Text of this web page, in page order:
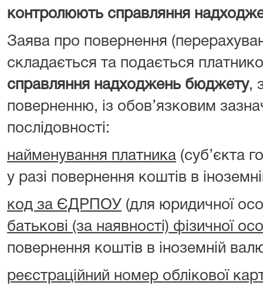
контролюють справляння
Заява про повернення
складається та подається
справляння надходжень бюджету,
поверненню, із обов’язковим
послідовності:
найменування платника (суб’єкта
у разі повернення коштів в
код за ЄДРПОУ (для юридичної
батькові (за наявності) фізичної
повернення коштів в іноземній
реєстраційний номер облікової